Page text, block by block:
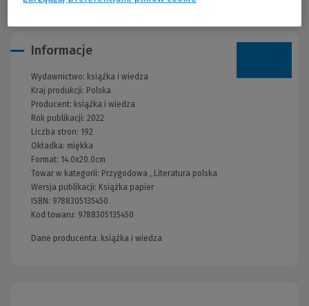
Informacje
Wydawnictwo: książka i wiedza
Kraj produkcji: Polska
Producent: książka i wiedza
Rok publikacji: 2022
Liczba stron: 192
Okładka: miękka
Format: 14.0x20.0cm
Towar w kategorii: Przygodowa , Literatura polska
Wersja publikacji: Książka papier
ISBN: 9788305135450
Kod towaru: 9788305135450
Dane producenta: książka i wiedza